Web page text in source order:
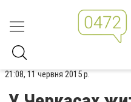
21:08, 11 червня 2015 р.